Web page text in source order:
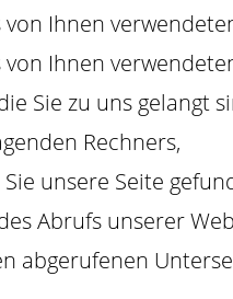
Ihnen
Ihnen
Sie zu uns gelangt
Rechners,
unsere Seite
Abrufs unserer
abgerufenen